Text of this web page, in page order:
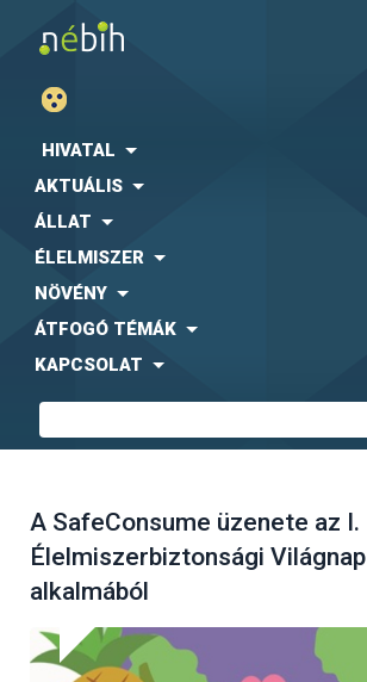
HIVATAL
AKTUÁLIS
ÁLLAT
ÉLELMISZER
NÖVÉNY
ÁTFOGÓ TÉMÁK
KAPCSOLAT
A SafeConsume üzenete az I.
Élelmiszerbiztonsági Világnap
alkalmából